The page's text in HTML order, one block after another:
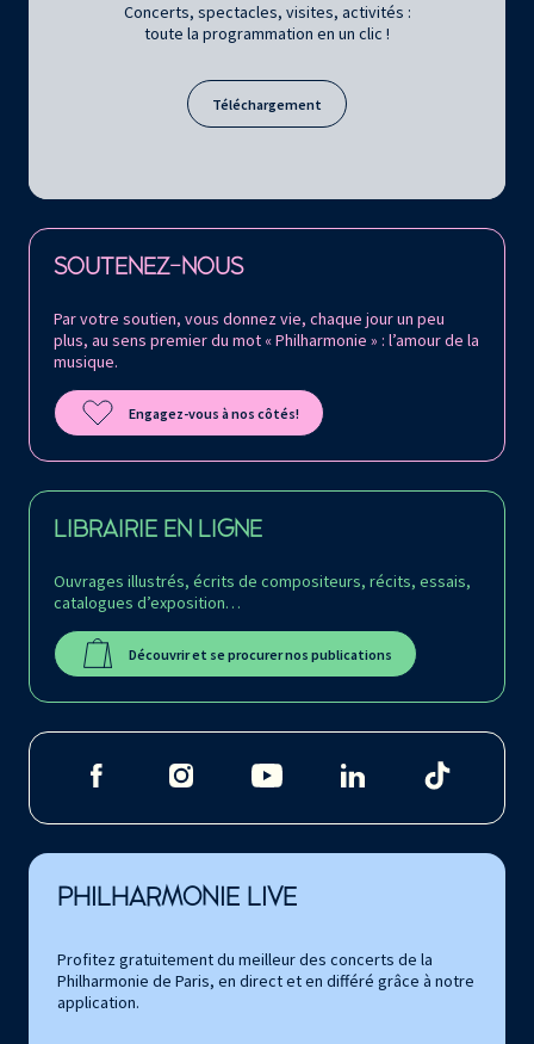
Concerts, spectacles, visites, activités :
toute la programmation en un clic !
Téléchargement
SOUTENEZ-NOUS
Par votre soutien, vous donnez vie, chaque jour un peu
plus, au sens premier du mot « Philharmonie » : l’amour de la
musique.
Engagez-vous à nos côtés!
LIBRAIRIE EN LIGNE
Ouvrages illustrés, écrits de compositeurs, récits, essais,
catalogues d’exposition…
Découvrir et se procurer nos publications
Retrouvez la Philharmonie de Paris sur
PHILHARMONIE LIVE
Profitez gratuitement du meilleur des concerts de la
Philharmonie de Paris, en direct et en différé grâce à notre
application.